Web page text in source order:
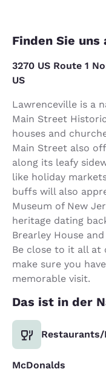
Finden Sie uns
3270 US Route 1
US
Lawrenceville is a
Main Street
houses and
Main Street also
along its leafy
like holiday
buffs will also
Museum of New
heritage dating
Brearley House
Be close to it all at
make sure you
memorable visit.
Das ist in der
Restaurants/
McDonalds